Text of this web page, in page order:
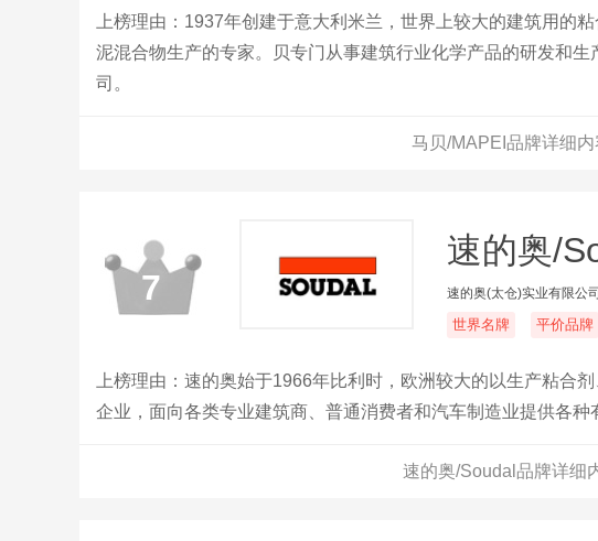
上榜理由：1937年创建于意大利米兰，世界上较大的建筑用的
泥混合物生产的专家。贝专门从事建筑行业化学产品的研发和
司。
马贝/MAPEI品牌详细
7
速的奥/
速的奥(太仓)实业有限公司
世界名牌 平价品牌
上榜理由：速的奥始于1966年比利时，欧洲较大的以生产粘合
企业，面向各类专业建筑商、普通消费者和汽车制造业提供各种
速的奥/Soudal品牌详细